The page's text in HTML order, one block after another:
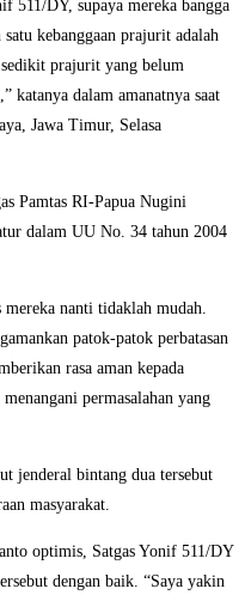
511/DY, supaya mereka bangga
kebanggaan prajurit adalah
sedikit prajurit yang belum
katanya dalam amanatnya saat
Jawa Timur, Selasa
Pamtas RI-Papua Nugini
dalam UU No. 34 tahun 2004
nanti tidaklah mudah.
patok-patok perbatasan
rasa aman kepada
permasalahan yang
jenderal bintang dua tersebut
masyarakat.
optimis, Satgas Yonif 511/DY
dengan baik. “Saya yakin